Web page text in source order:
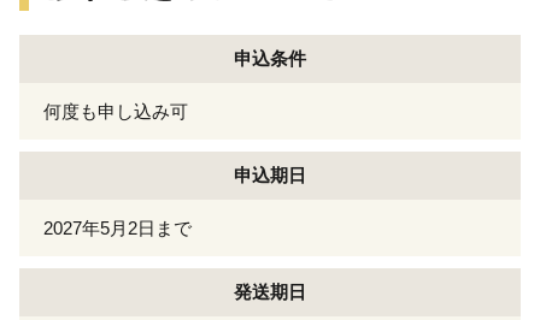
申込条件
何度も申し込み可
申込期日
2027年5月2日まで
発送期日